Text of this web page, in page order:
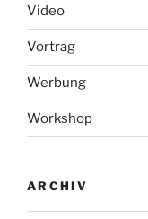
Video
Vortrag
Werbung
Workshop
ARCHIV